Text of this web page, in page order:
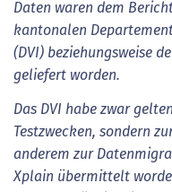
Daten waren dem
kantonalen
(DVI) beziehungsweise
geliefert worden.
Das DVI habe zwar
Testzwecken, sondern
anderem zur
Xplain übermittelt